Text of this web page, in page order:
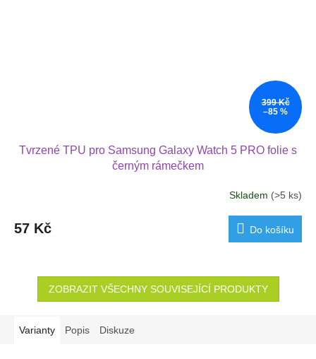
399 Kč
–85 %
Tvrzené TPU pro Samsung Galaxy Watch 5 PRO folie s
černým rámečkem
Skladem (>5 ks)
57 Kč Do košíku
ZOBRAZIT VŠECHNY SOUVISEJÍCÍ PRODUKTY
Varianty Popis Diskuze